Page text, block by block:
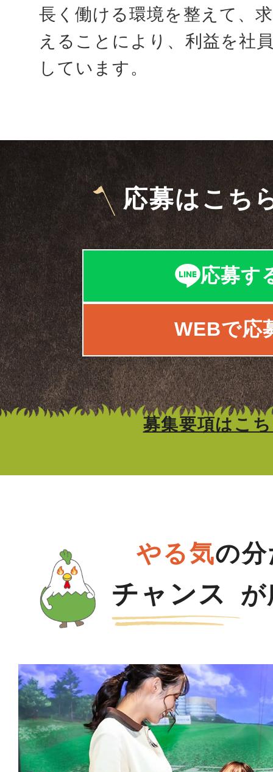
長く働ける環境を整えて、
えることにより、利益を社
しています。
応募はこち
応募す
WEBで応
募集要項はこ
やる気の
チャンス が